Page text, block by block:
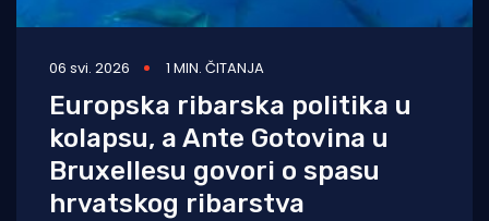
06 svi. 2026 1 MIN. ČITANJA
Europska ribarska politika u
kolapsu, a Ante Gotovina u
Bruxellesu govori o spasu
hrvatskog ribarstva